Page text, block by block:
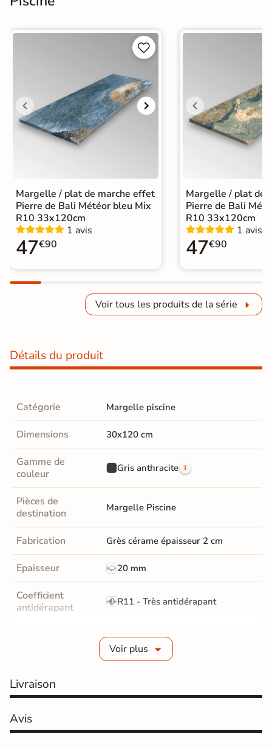


Margelle / plat de marche effet
Pierre de Bali Météor bleu Mix
R10 33x120cm
1 avis
47€90
Margelle / plat de
Pierre de Bali
R10 33x120cm
1 avis
47€90
Voir tous les produits de la série
Détails du produit
Catégorie Margelle piscine
Dimensions 30x120 cm
Gamme de
couleur
Gris anthracite
Pièces de
destination
Margelle Piscine
Fabrication Grès cérame épaisseur 2 cm
Epaisseur 20 mm
Coefficient
antidérapant
R11 - Très antidérapant
GR5 - Ultra-résistant
Bords rectifié
Finition Mate
Voir plus
Livraison
Avis